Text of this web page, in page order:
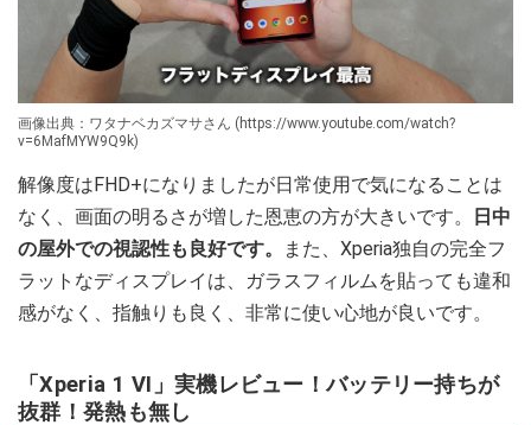
画像出典：ワタナベカズマサさん (https://www.youtube.com/watch?
v=6MafMYW9Q9k)
解像度はFHD+になりましたが日常使用で気になることは
なく、画面の明るさが増した恩恵の方が大きいです。
日中
の屋外での視認性も良好です。
また、Xperia独自の完全フ
ラットなディスプレイは、ガラスフィルムを貼っても違和
感がなく、指触りも良く、非常に使い心地が良いです。
「Xperia 1 VI」実機レビュー！バッテリー持ちが
抜群！発熱も無し